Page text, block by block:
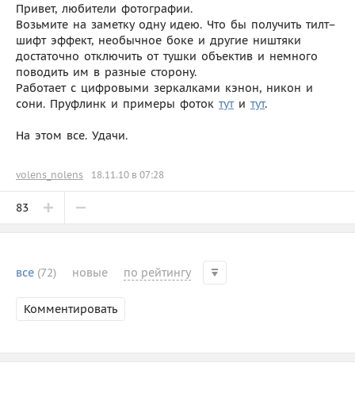
Привет, любители фотографии.
Возьмите на заметку одну идею. Что бы получить тилт–
шифт эффект, необычное боке и другие ништяки
достаточно отключить от тушки объектив и немного
поводить им в разные сторону.
Работает с цифровыми зеркалками кэнон, никон и
сони. Пруфлинк и примеры фоток тути тут.
На этом все. Удачи.
volens_nolens 18.11.10 в 07:28
83
все (72) новые по рейтингу
Комментировать